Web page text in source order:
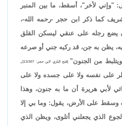
"وإني لأخر"، أسقط، ما بين المنبر
كما ذكر ابن حجر -رحمه الله-،
يضع رجله على عنقي ليسكن القلق
يظن به جن، قد ركبه جني أو صرعه
من الجنون" [فتح الباري لابن حجر: 13/307]
.
على نفسه ولا على جسده ولا على
لأبي هريرة أن ما به جنون، وهذا
وسقط على الأرض، يقول: وما بي إلا
الذي يجعلني أتلوى، ويظن الذي